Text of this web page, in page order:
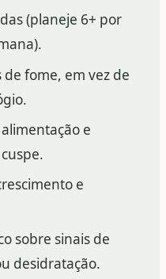
(planeje 6+ por
fome, em vez de
e
e
sobre sinais de
desidratação.